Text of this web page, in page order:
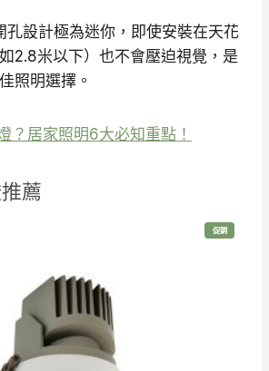
孔設計極為迷你，即使安裝在天花
2.8米以下）也不會壓迫視覺，是
照明選擇。
？居家照明6大必知重點！
薦
促銷特
價